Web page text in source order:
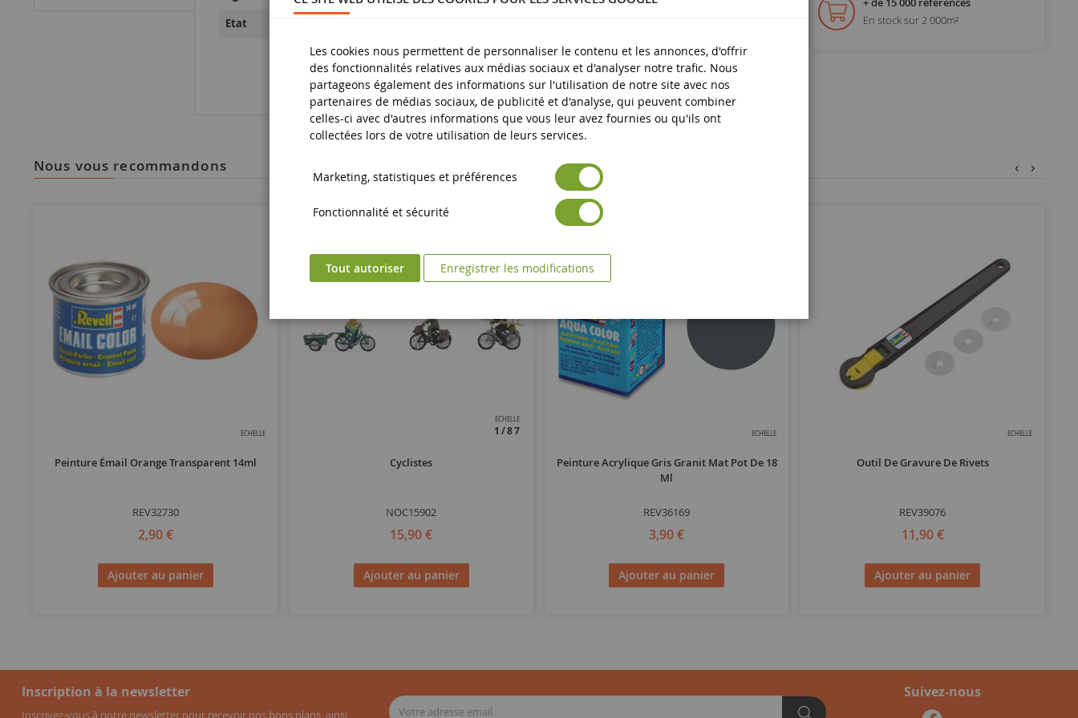
Etat
En stock sur 2 000m²
nous vous recommandons
ECHELLE
Peinture Émail Orange Transparent 14ml
REV32730
2,90 €
Ajouter au panier
ECHELLE
1/87
Cyclistes
NOC15902
15,90 €
Ajouter au panier
ECHELLE
Peinture Acrylique Gris Granit Mat Pot De 18
Ml
REV36169
3,90 €
Ajouter au panier
ECHELLE
Outil De Gravure De Rivets
REV39076
11,90 €
Ajouter au panier
‹ ›
Inscription à la newsletter
Inscrivez-vous à notre newsletter pour recevoir nos bons plans, ainsi
Suivez-nous
Les cookies nous permettent de personnaliser le contenu et les annonces, d'offrir
des fonctionnalités relatives aux médias sociaux et d'analyser notre trafic. Nous
partageons également des informations sur l'utilisation de notre site avec nos
partenaires de médias sociaux, de publicité et d'analyse, qui peuvent combiner
celles-ci avec d'autres informations que vous leur avez fournies ou qu'ils ont
collectées lors de votre utilisation de leurs services.
Marketing, statistiques et préférences
Fonctionnalité et sécurité
Tout autoriser Enregistrer les modifications